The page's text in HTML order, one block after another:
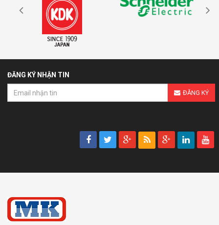
ĐĂNG KÝ NHẬN TIN
ĐĂNG KÝ